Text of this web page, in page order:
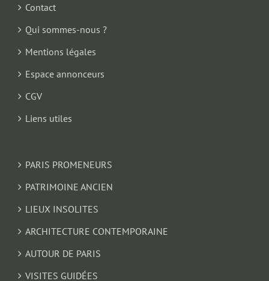
Contact
Qui sommes-nous ?
Mentions légales
Espace annonceurs
CGV
Liens utiles
PARIS PROMENEURS
PATRIMOINE ANCIEN
LIEUX INSOLITES
ARCHITECTURE CONTEMPORAINE
AUTOUR DE PARIS
VISITES GUIDÉES